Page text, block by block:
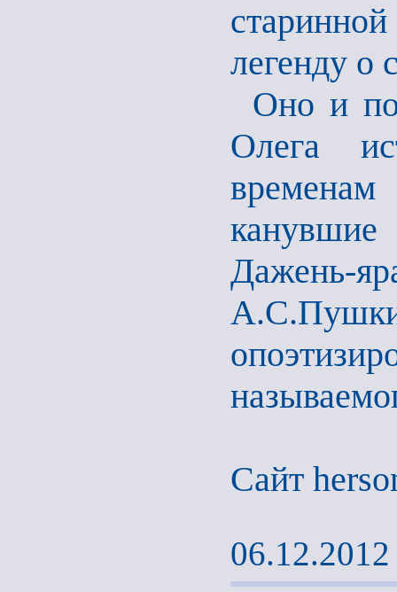
легенду о
Оно и
Олега
Дажень-
Сайт